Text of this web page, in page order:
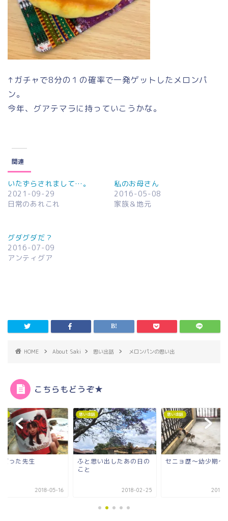
↑ガチャで8分の１の確率で一発ゲットしたメロンパ
ン。
今年、グアテマラに持っていこうかな。
関連
いたずらされまして…。
2021-09-29
日常のあれこれ
私のお母さん
2016-05-08
家族＆地元
グダグダだ？
2016-07-09
アンティグア
HOME About Saki 思い出話 メロンパンの思い出
こちらもどうぞ★
い出したあの日の
2018-02-25
思い出話
セニョ歴～幼少期～
2017-09-14
思い出話
私の5年日記
2017-